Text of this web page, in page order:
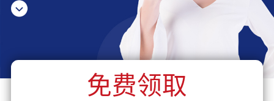
免费领取